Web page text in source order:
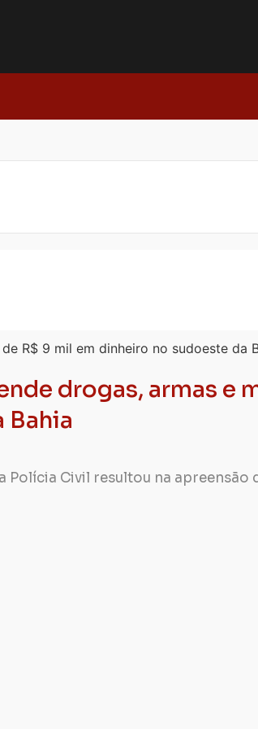
drogas, armas e
Bahia
Polícia Civil resultou na apreensão